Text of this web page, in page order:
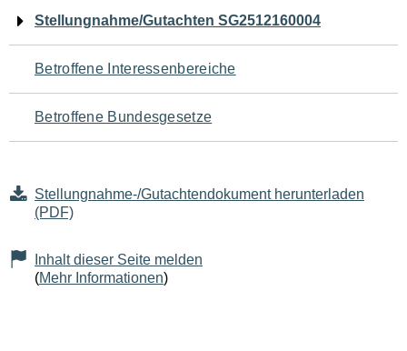
Navigation
für
den
Seiteninhalt
Stellungnahme/Gutachten SG2512160004
Betroffene Interessenbereiche
Betroffene Bundesgesetze
Stellungnahme-/Gutachtendokument herunterladen
(PDF)
Inhalt dieser Seite melden
(Mehr Informationen)